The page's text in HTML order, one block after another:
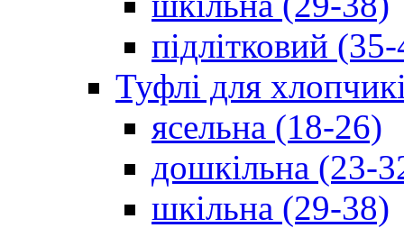
підлітковий
Туфлі для
ясельна (18-26)
дошкільна (23-
шкільна (29-38)